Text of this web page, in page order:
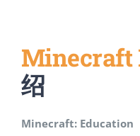
Minecraft
绍
Minecraft: Education